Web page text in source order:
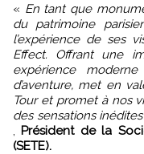
« En tant que
du patrimoine
l’expérience de ses
Effect. Offrant une
expérience
d’aventure, met en
Tour et promet à nos
des sensations inédites
, Président de la
(SETE).